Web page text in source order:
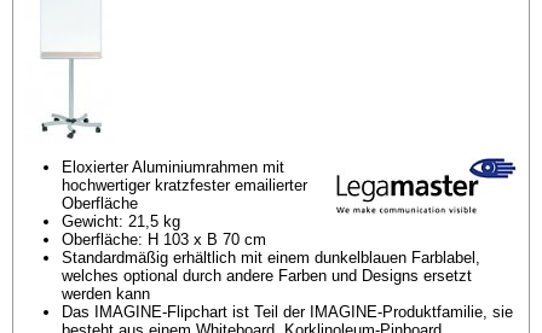
Eloxierter Aluminiumrahmen mit
hochwertiger kratzfester emailierter
Oberfläche
Gewicht: 21,5 kg
Oberfläche: H 103 x B 70 cm
Standardmäßig erhältlich mit einem dunkelblauen Farblabel,
welches optional durch andere Farben und Designs ersetzt
werden kann
Das IMAGINE-Flipchart ist Teil der IMAGINE-Produktfamilie, sie